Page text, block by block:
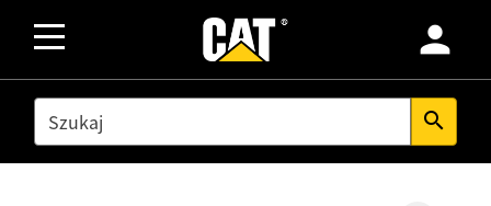
person
SEARCH search